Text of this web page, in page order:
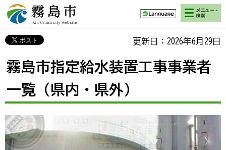
霧島市 Kirishima
city website
検索・メニ
ュー
更新日：2026年6月29日
霧島市指定給水装置工事事業者
一覧（県内・県外）